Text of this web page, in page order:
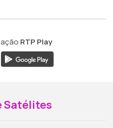
RTP Play
Satélites